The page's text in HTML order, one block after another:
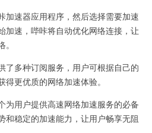
速器应用程序，然后选择需要加速
加速，哔咔将自动优化网络连接，让
多种订阅服务，用户可根据自己的
更优质的网络加速体验。
用户提供高速网络加速服务的必备
和稳定的加速能力，让用户畅享无阻